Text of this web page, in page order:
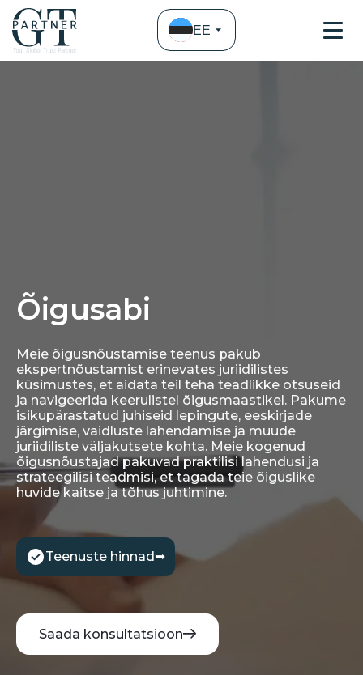
EE
Õigusabi
Meie õigusnõustamise teenus pakub
ekspertnõustamist erinevates juriidilistes
küsimustes, et aidata teil teha teadlikke otsuseid
ja navigeerida keerulistel õigusmaastikel. Pakume
isikupärastatud juhiseid lepingute, eeskirjade
järgimise, vaidluste lahendamise ja muude
juriidiliste väljakutsete kohta. Meie kogenud
õigusnõustajad pakuvad praktilisi lahendusi ja
strateegilisi teadmisi, et tagada teie õiguslike
huvide kaitse ja tõhus juhtimine.
Teenuste hinnad➥
Saada konsultatsioon